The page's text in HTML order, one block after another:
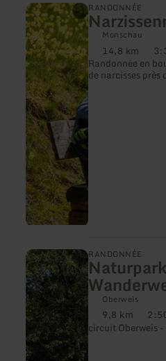
RANDONNÉE
Monschau
Distance
:
14,8 km Durée
:
Randonnée en
de narcisses
en
savoir
plus
sur
:
Narzissenroute
RANDONNÉE
Oberweis
Distance
:
9,8 km Durée
:
circuit Oberweis
en
savoir
plus
sur
:
Naturpark
Südeifel
Wanderweg
Nr.
75